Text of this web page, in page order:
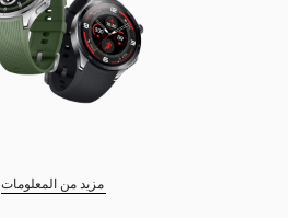
مزيد من المعلومات